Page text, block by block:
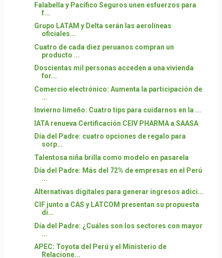
Falabella y Pacífico Seguros unen esfuerzos para
f...
Grupo LATAM y Delta serán las aerolíneas
oficiales...
Cuatro de cada diez peruanos compran un
producto ...
Doscientas mil personas acceden a una vivienda
for...
Comercio electrónico: Aumenta la participación de
...
Invierno limeño: Cuatro tips para cuidarnos en la ...
IATA renueva Certificación CEIV PHARMA a SAASA
Día del Padre: cuatro opciones de regalo para
sorp...
Talentosa niña brilla como modelo en pasarela
Día del Padre: Más del 72% de empresas en el Perú
...
Alternativas digitales para generar ingresos adici...
CIF junto a CAS y LATCOM presentan su propuesta
di...
Día del Padre: ¿Cuáles son los sectores con mayor
...
APEC: Toyota del Perú y el Ministerio de
Relacione...